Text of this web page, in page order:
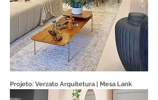
Projeto: Verzato Arquitetura | Mesa Lank